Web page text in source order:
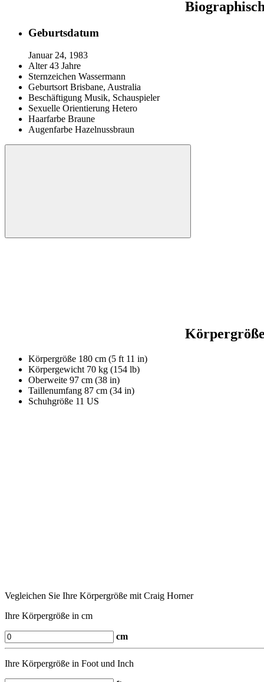
Geburtsdatum
Januar 24, 1983
Alter 43 Jahre
Sternzeichen Wassermann
Geburtsort Brisbane, Australia
Beschäftigung Musik, Schauspieler
Sexuelle Orientierung Hetero
Haarfarbe Braune
Augenfarbe Hazelnussbraun
Körpergröße
Körpergröße 180 cm (5 ft 11 in)
Körpergewicht 70 kg (154 lb)
Oberweite 97 cm (38 in)
Taillenumfang 87 cm (34 in)
Schuhgröße 11 US
Vegleichen Sie Ihre Körpergröße mit Craig Horner
Ihre Körpergröße in cm
cm
Ihre Körpergröße in Foot und Inch